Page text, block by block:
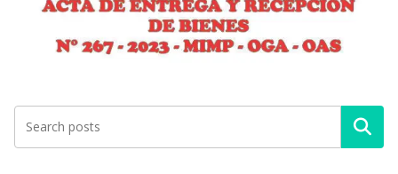
Buscar